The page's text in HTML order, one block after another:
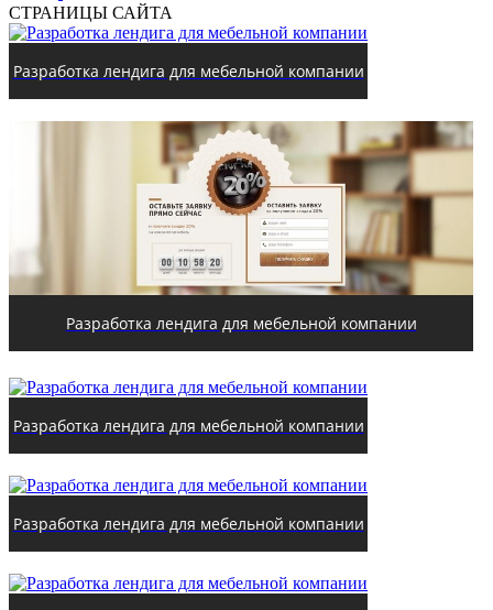
СТРАНИЦЫ САЙТА
Разработка лендига для мебельной компании
Разработка лендига для мебельной компании
Разработка лендига для мебельной компании
Разработка лендига для мебельной компании